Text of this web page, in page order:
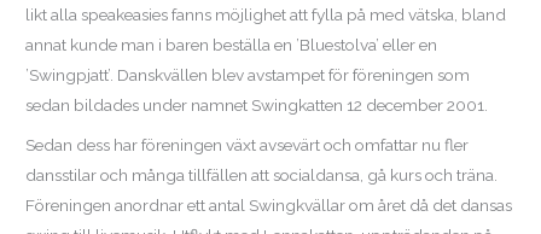
likt alla speakeasies fanns möjlighet att fylla på med vätska, bland
annat kunde man i baren beställa en ’Bluestolva’ eller en
’Swingpjatt’. Danskvällen blev avstampet för föreningen som
sedan bildades under namnet Swingkatten 12 december 2001.
Sedan dess har föreningen växt avsevärt och omfattar nu fler
dansstilar och många tillfällen att socialdansa, gå kurs och träna.
Föreningen anordnar ett antal Swingkvällar om året då det dansas